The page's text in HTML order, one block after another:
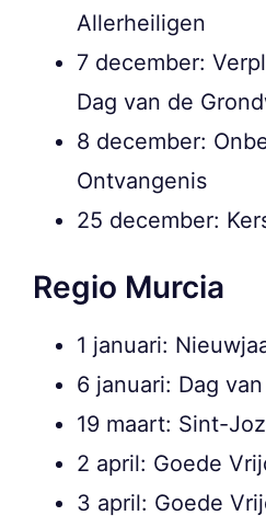
Allerheiligen
7 december:
Dag van de
8 december:
Ontvangenis
25 december:
Regio Murcia
1 januari:
6 januari: Dag
19 maart: Sint-
2 april: Goede
3 april: Goede